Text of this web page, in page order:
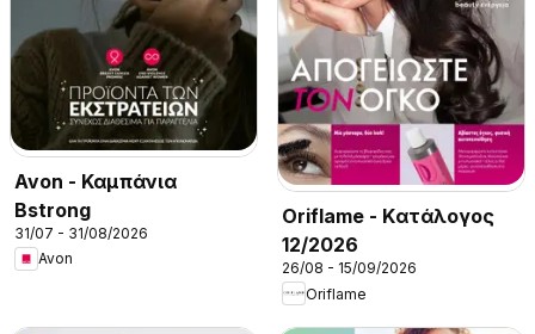
Avon - Καμπάνια
Bstrong
31/07 - 31/08/2026
Avon
Oriflame - Kατάλογος
12/2026
26/08 - 15/09/2026
Oriflame